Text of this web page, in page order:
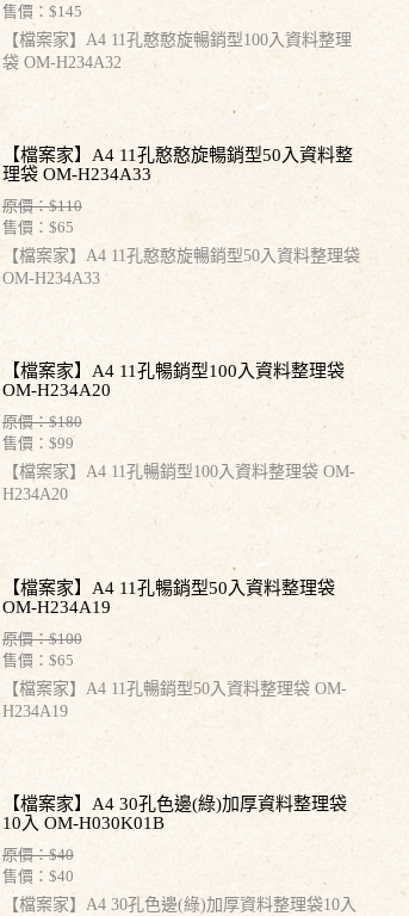
售價： $145
【檔案家】A4 11孔憨憨旋暢銷型100入資料整理
袋 OM-H234A32
【檔案家】A4 11孔憨憨旋暢銷型50入資料整
理袋 OM-H234A33
原價：$110
售價： $65
【檔案家】A4 11孔憨憨旋暢銷型50入資料整理袋
OM-H234A33
【檔案家】A4 11孔暢銷型100入資料整理袋
OM-H234A20
原價：$180
售價： $99
【檔案家】A4 11孔暢銷型100入資料整理袋 OM-
H234A20
【檔案家】A4 11孔暢銷型50入資料整理袋
OM-H234A19
原價：$100
售價： $65
【檔案家】A4 11孔暢銷型50入資料整理袋 OM-
H234A19
【檔案家】A4 30孔色邊(綠)加厚資料整理袋
10入 OM-H030K01B
原價：$40
售價： $40
【檔案家】A4 30孔色邊(綠)加厚資料整理袋10入